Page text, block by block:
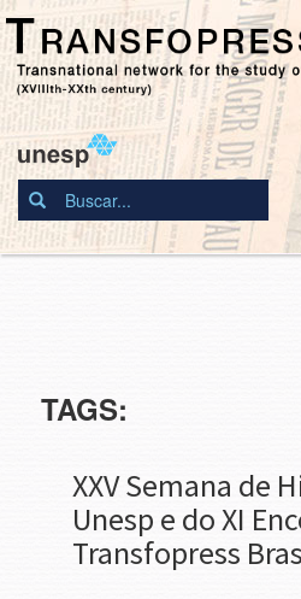
TAGS:
XXV Semana de
Unesp e do XI
Transfopress